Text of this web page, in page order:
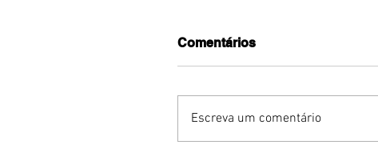
Comentários
Escreva um comentário